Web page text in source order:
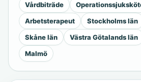
Vårdbiträde
Arbetsterapeut
Stockholms län
Skåne län
Västra Götalands län
Malmö